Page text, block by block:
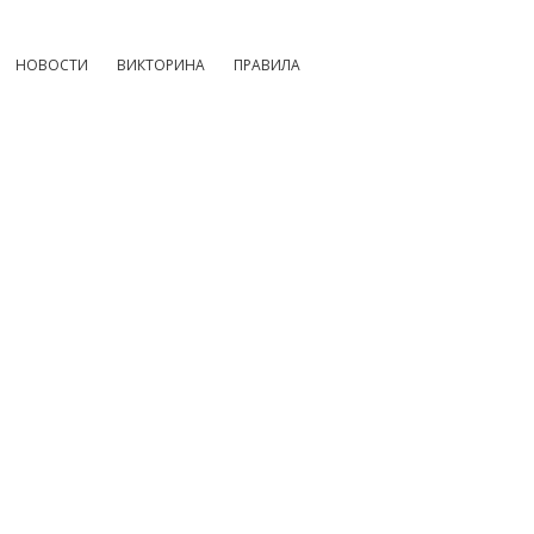
НОВОСТИ ВИКТОРИНА ПРАВИЛА